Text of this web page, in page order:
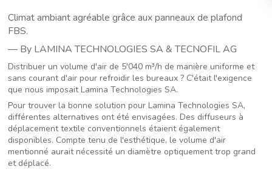
Climat ambiant agréable grâce aux panneaux de plafond
FBS.
— By LAMINA TECHNOLOGIES SA & TECNOFIL AG
Distribuer un volume d'air de 5'040 m³/h de manière uniforme et
sans courant d'air pour refroidir les bureaux ? C'était l'exigence
que nous imposait Lamina Technologies SA.
Pour trouver la bonne solution pour Lamina Technologies SA,
différentes alternatives ont été envisagées. Des diffuseurs à
déplacement textile conventionnels étaient également
disponibles. Compte tenu de l'esthétique, le volume d'air
mentionné aurait nécessité un diamètre optiquement trop grand
et déplacé.